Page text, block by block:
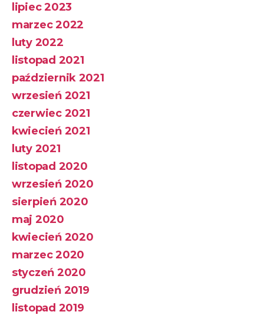
lipiec 2023
marzec 2022
luty 2022
listopad 2021
październik 2021
wrzesień 2021
czerwiec 2021
kwiecień 2021
luty 2021
listopad 2020
wrzesień 2020
sierpień 2020
maj 2020
kwiecień 2020
marzec 2020
styczeń 2020
grudzień 2019
listopad 2019